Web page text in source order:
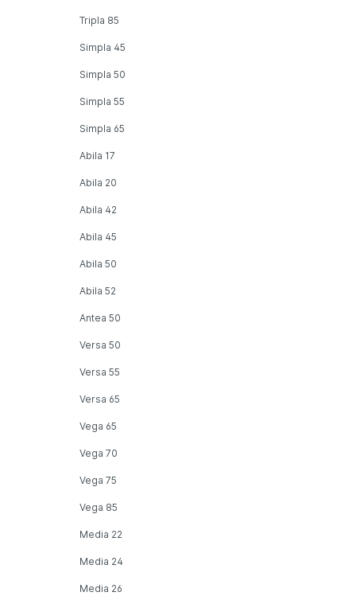
Tripla 85
Simpla 45
Simpla 50
Simpla 55
Simpla 65
Abila 17
Abila 20
Abila 42
Abila 45
Abila 50
Abila 52
Antea 50
Versa 50
Versa 55
Versa 65
Vega 65
Vega 70
Vega 75
Vega 85
Media 22
Media 24
Media 26